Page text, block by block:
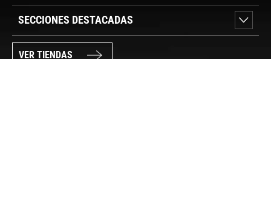
SECCIONES DESTACADAS
VER TIENDAS